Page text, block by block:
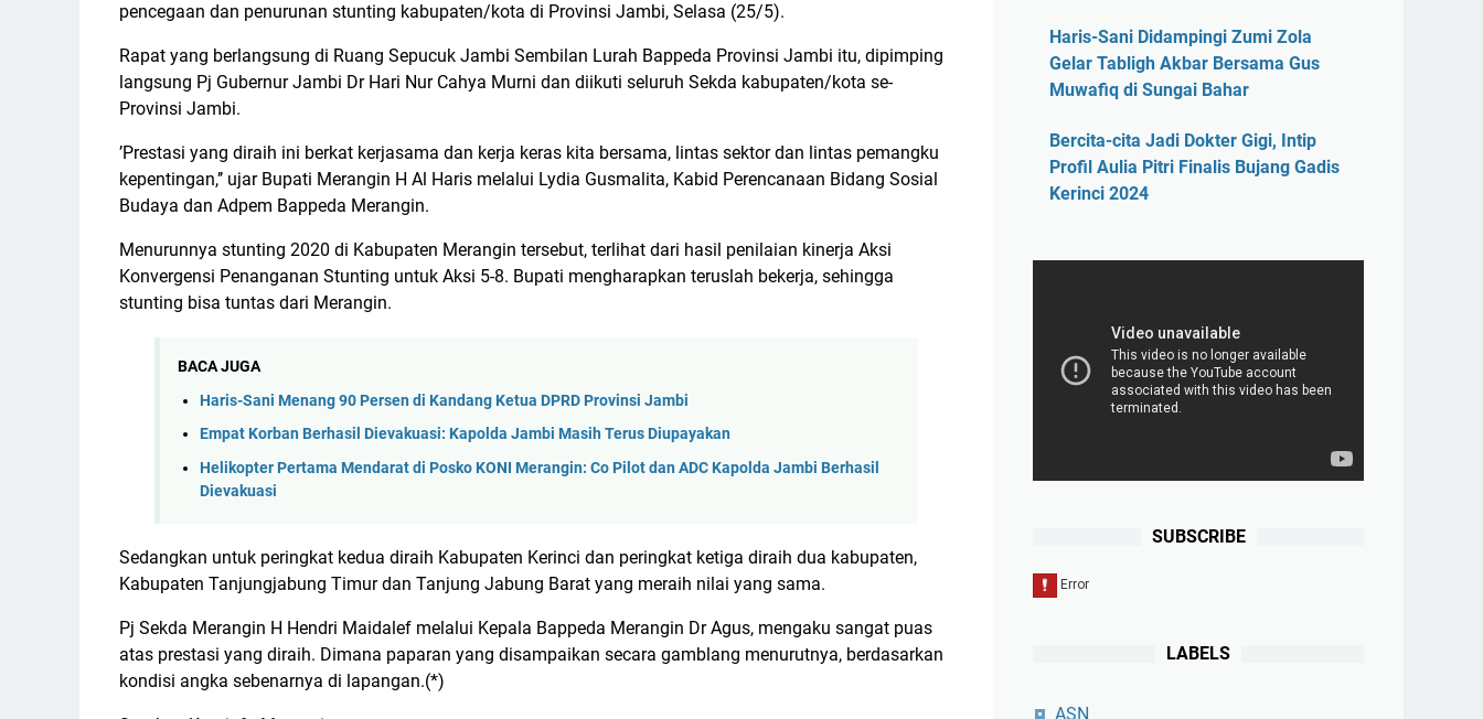
pencegaan dan penurunan stunting kabupaten/kota di Provinsi Jambi, Selasa (25/5).
Rapat yang berlangsung di Ruang Sepucuk Jambi Sembilan Lurah Bappeda Provinsi Jambi itu, dipimping
langsung Pj Gubernur Jambi Dr Hari Nur Cahya Murni dan diikuti seluruh Sekda kabupaten/kota se-
Provinsi Jambi.
’Prestasi yang diraih ini berkat kerjasama dan kerja keras kita bersama, lintas sektor dan lintas pemangku
kepentingan,’’ ujar Bupati Merangin H Al Haris melalui Lydia Gusmalita, Kabid Perencanaan Bidang Sosial
Budaya dan Adpem Bappeda Merangin.
Menurunnya stunting 2020 di Kabupaten Merangin tersebut, terlihat dari hasil penilaian kinerja Aksi
Konvergensi Penanganan Stunting untuk Aksi 5-8. Bupati mengharapkan teruslah bekerja, sehingga
stunting bisa tuntas dari Merangin.
BACA JUGA
Haris-Sani Menang 90 Persen di Kandang Ketua DPRD Provinsi Jambi
Empat Korban Berhasil Dievakuasi: Kapolda Jambi Masih Terus Diupayakan
Helikopter Pertama Mendarat di Posko KONI Merangin: Co Pilot dan ADC Kapolda Jambi Berhasil
Dievakuasi
Sedangkan untuk peringkat kedua diraih Kabupaten Kerinci dan peringkat ketiga diraih dua kabupaten,
Kabupaten Tanjungjabung Timur dan Tanjung Jabung Barat yang meraih nilai yang sama.
Pj Sekda Merangin H Hendri Maidalef melalui Kepala Bappeda Merangin Dr Agus, mengaku sangat puas
atas prestasi yang diraih. Dimana paparan yang disampaikan secara gamblang menurutnya, berdasarkan
kondisi angka sebenarnya di lapangan.(*)
Haris-Sani Didampingi Zumi Zola
Gelar Tabligh Akbar Bersama Gus
Muwafiq di Sungai Bahar
Bercita-cita Jadi Dokter Gigi, Intip
Profil Aulia Pitri Finalis Bujang Gadis
Kerinci 2024
SUBSCRIBE
LABELS
ASN